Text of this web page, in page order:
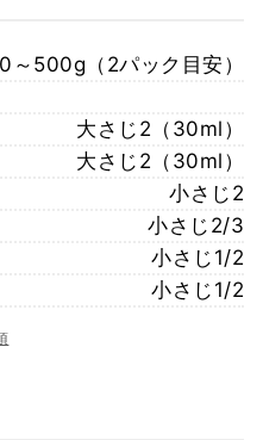
～500g（2パック目安）
大さじ2（30ml）
大さじ2（30ml）
小さじ2
小さじ2/3
小さじ1/2
小さじ1/2